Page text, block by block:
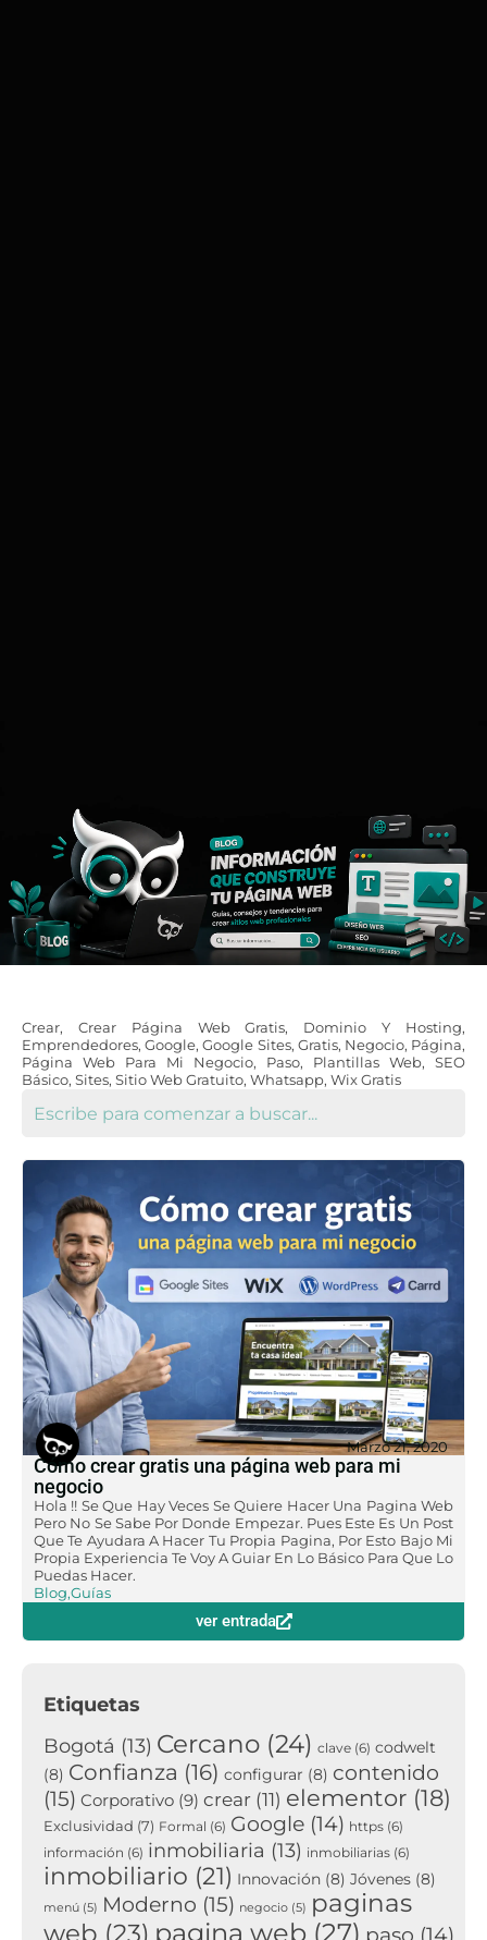
Crear, Crear Página Web Gratis, Dominio Y Hosting,
Emprendedores,Google,Google Sites, Gratis, Negocio, Página,
Página Web Para Mi Negocio, Paso, Plantillas Web, SEO
Básico, Sites, Sitio Web Gratuito, Whatsapp, Wix Gratis
Marzo 21, 2020
Cómo crear gratis una página web para mi
negocio
Hola !! Se Que Hay Veces Se Quiere Hacer Una Pagina Web
Pero No Se Sabe Por Donde Empezar. Pues Este Es Un Post
Que Te Ayudara A Hacer Tu Propia Pagina, Por Esto Bajo Mi
Propia Experiencia Te Voy A Guiar En Lo Básico Para Que Lo
Puedas Hacer.
Blog,Guías
ver entrada
Etiquetas
Bogotá (13) Cercano (24) clave (6) codwelt
(8) Confianza (16) configurar (8) contenido
(15) Corporativo (9) crear (11) elementor (18)
Exclusividad (7) Formal (6) Google (14) https (6)
información (6) inmobiliaria (13) inmobiliarias (6)
inmobiliario (21) Innovación (8) Jóvenes (8)
menú (5) Moderno (15) negocio (5) paginas
web (23) pagina web (27)